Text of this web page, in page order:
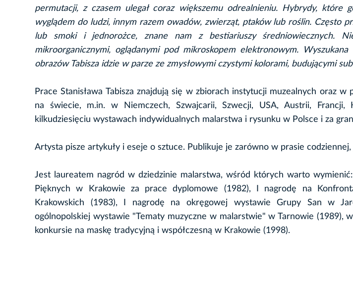
permutacji, z czasem ulegał coraz większemu odrealnieniu. Hybrydy, które
wyglądem do ludzi, innym razem owadów, zwierząt, ptaków lub roślin. Często
lub smoki i jednorożce, znane nam z bestiariuszy średniowiecznych.
mikroorganicznymi, oglądanymi pod mikroskopem elektronowym.
obrazów Tabisza idzie w parze ze zmysłowymi czystymi kolorami, budującymi
Prace Stanisława Tabisza znajdują się w zbiorach instytucji muzealnych oraz
na świecie, m.in. w Niemczech, Szwajcarii, Szwecji, USA, Austrii, Francji,
kilkudziesięciu wystawach indywidualnych malarstwa i rysunku w Polsce i za
Artysta pisze artykuły i eseje o sztuce. Publikuje je zarówno w prasie
Jest laureatem nagród w dziedzinie malarstwa, wśród których warto
Pięknych w Krakowie za prace dyplomowe (1982), I nagrodę na
Krakowskich (1983), I nagrodę na okręgowej wystawie Grupy San w
ogólnopolskiej wystawie "Tematy muzyczne w malarstwie" w Tarnowie (1989),
konkursie na maskę tradycyjną i współczesną w Krakowie (1998).